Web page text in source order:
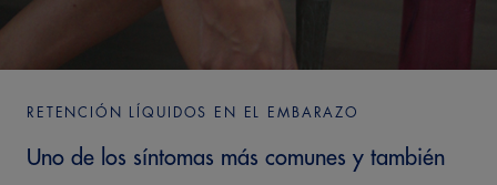
RETENCIÓN LÍQUIDOS EN EL EMBARAZO
Uno de los síntomas más comunes y también